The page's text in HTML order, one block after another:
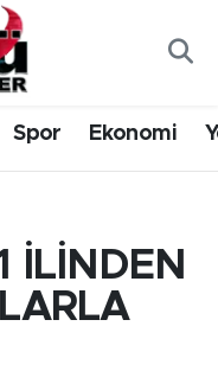
Spor Ekonomi
İLİNDEN
Fikstür